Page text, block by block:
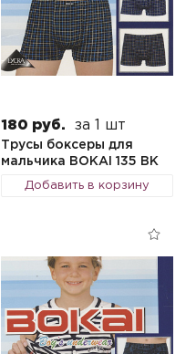
180 руб. за 1 шт
Трусы боксеры для
мальчика BOKAI 135 BK
Добавить в корзину